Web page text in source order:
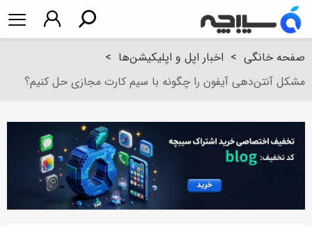
صفحه خانگی > اخبار اپل و اپلیکیشن‌ها >
مشکل آنتن‌دهی آیفون را چگونه با سیم کارت مجازی حل کنیم؟